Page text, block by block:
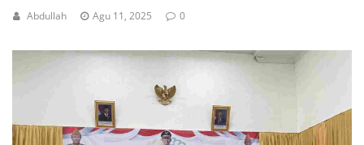
Abdullah Agu 11, 2025 0